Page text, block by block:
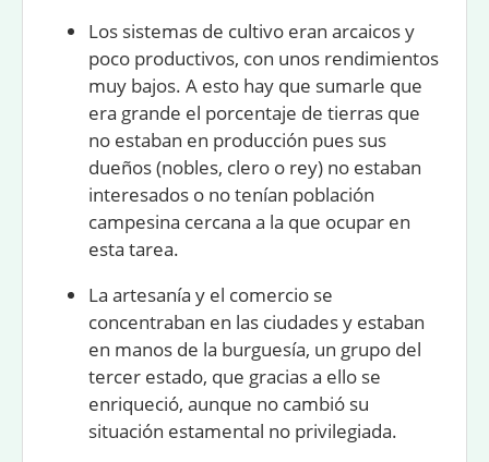
Los sistemas de cultivo eran arcaicos y
poco productivos, con unos rendimientos
muy bajos. A esto hay que sumarle que
era grande el porcentaje de tierras que
no estaban en producción pues sus
dueños (nobles, clero o rey) no estaban
interesados o no tenían población
campesina cercana a la que ocupar en
esta tarea.
La artesanía y el comercio se
concentraban en las ciudades y estaban
en manos de la burguesía, un grupo del
tercer estado, que gracias a ello se
enriqueció, aunque no cambió su
situación estamental no privilegiada.